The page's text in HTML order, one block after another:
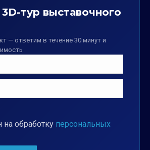
3D-тур выставочного
— ответим в течение 30 минут и
на обработку персональных